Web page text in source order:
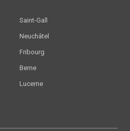
Saint-Gall
Neuchâtel
Fribourg
Berne
Lucerne